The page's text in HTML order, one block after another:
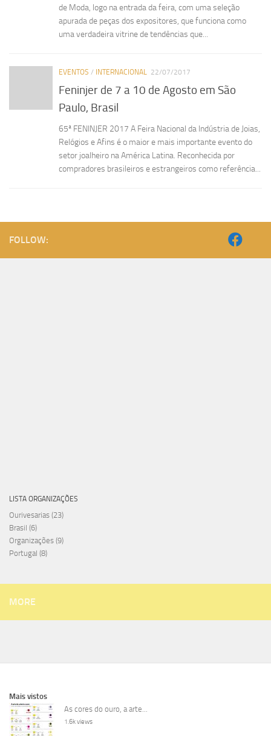
de Moda, logo na entrada da feira, com uma seleção
apurada de peças dos expositores, que funciona como
uma verdadeira vitrine de tendências que...
EVENTOS / INTERNACIONAL 22/07/2017
Feninjer de 7 a 10 de Agosto em São
Paulo, Brasil
65ª FENINJER 2017 A Feira Nacional da Indústria de Joias,
Relógios e Afins é o maior e mais importante evento do
setor joalheiro na América Latina. Reconhecida por
compradores brasileiros e estrangeiros como referência...
FOLLOW:
LISTA ORGANIZAÇÕES
Ourivesarias (23)
Brasil (6)
Organizações (9)
Portugal (8)
MORE
Mais vistos
As cores do ouro, a arte...
1.6k views